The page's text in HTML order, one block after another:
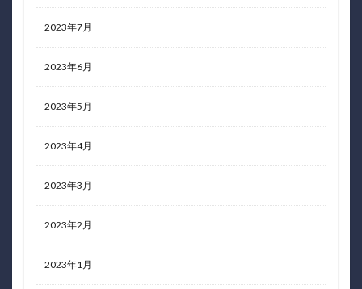
2023年7月
2023年6月
2023年5月
2023年4月
2023年3月
2023年2月
2023年1月